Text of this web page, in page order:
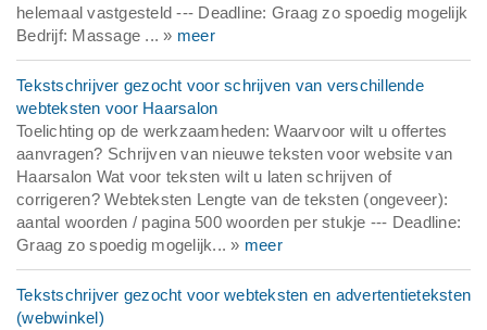
helemaal vastgesteld --- Deadline: Graag zo spoedig mogelijk
Bedrijf: Massage ... » meer
Tekstschrijver gezocht voor schrijven van verschillende
webteksten voor Haarsalon
Toelichting op de werkzaamheden: Waarvoor wilt u offertes
aanvragen? Schrijven van nieuwe teksten voor website van
Haarsalon Wat voor teksten wilt u laten schrijven of
corrigeren? Webteksten Lengte van de teksten (ongeveer):
aantal woorden / pagina 500 woorden per stukje --- Deadline:
Graag zo spoedig mogelijk... » meer
Tekstschrijver gezocht voor webteksten en advertentieteksten
(webwinkel)